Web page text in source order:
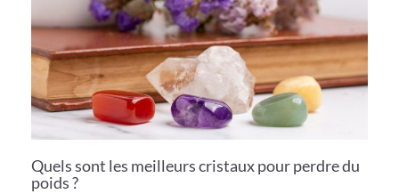
Quels sont les meilleurs cristaux pour perdre du
poids ?